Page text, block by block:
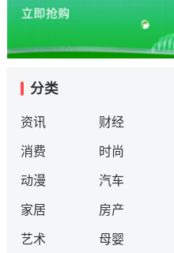
分类
资讯 财经
消费 时尚
动漫 汽车
家居 房产
艺术 母婴